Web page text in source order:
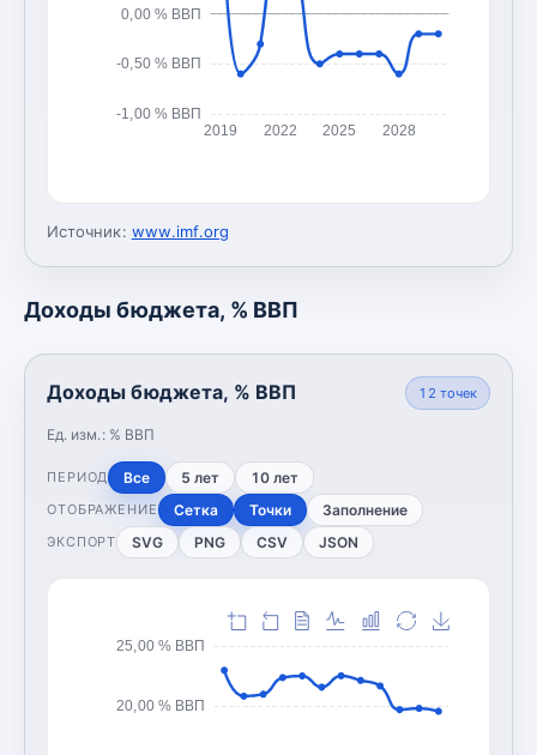
-1,00 % ВВП
-0,50 % ВВП
0,00 % ВВП
2019 2022 2025 2028
Источник: www.imf.org
Доходы бюджета, % ВВП
Доходы бюджета, % ВВП
Ед. изм.: % ВВП
12 точек
ПЕРИОД Все 5 лет 10 лет
ОТОБРАЖЕНИЕ Сетка Точки Заполнение
ЭКСПОРТ SVG PNG CSV JSON
20,00 % ВВП
25,00 % ВВП